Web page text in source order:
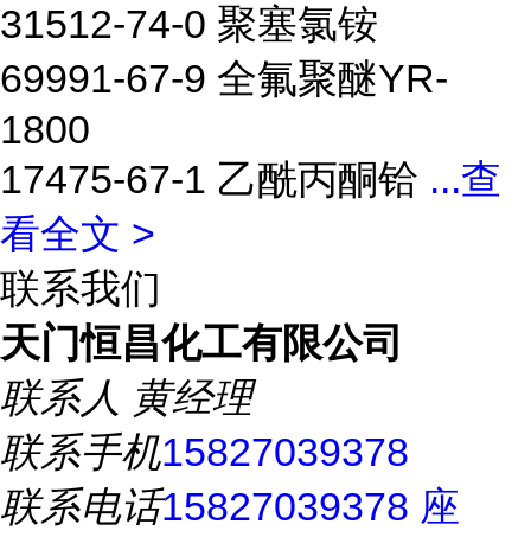
31512-74-0 聚塞氯铵
69991-67-9 全氟聚醚YR-
1800
17475-67-1 乙酰丙酮铪 ...查
看全文 >
联系我们
天门恒昌化工有限公司
联系人 黄经理
联系手机15827039378
联系电话15827039378 座